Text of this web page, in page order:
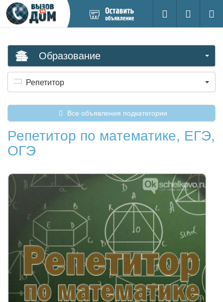
новое
Поиск
Вход на
Образование
Репетитор
Все объявления подкатегории
Репетитор по математике, ЕГЭ,
ОГЭ